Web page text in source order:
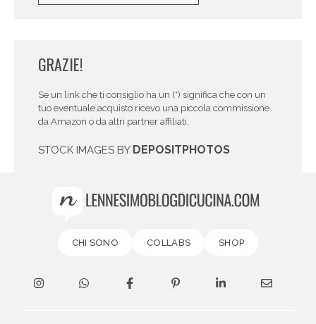
GRAZIE!
Se un link che ti consiglio ha un (*) significa che con un
tuo eventuale acquisto ricevo una piccola commissione
da Amazon o da altri partner affiliati.
STOCK IMAGES BY DEPOSITPHOTOS
CHI SONO COLLABS SHOP